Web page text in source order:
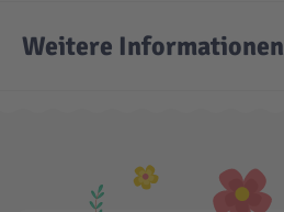
Weitere Informationen